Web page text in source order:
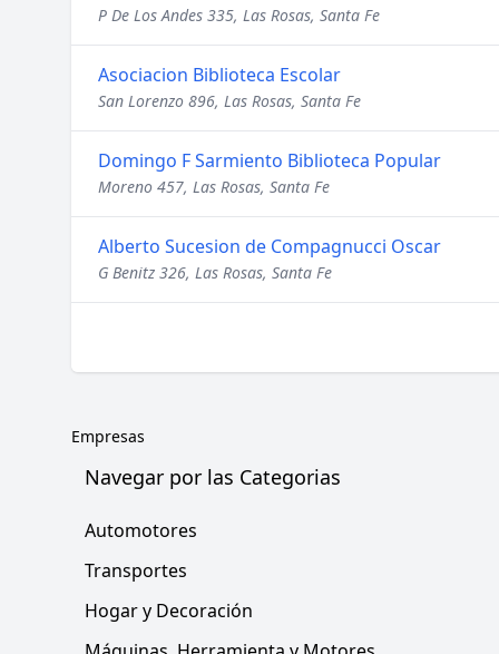
P De Los Andes 335, Las Rosas, Santa Fe
Asociacion Biblioteca Escolar
San Lorenzo 896, Las Rosas, Santa Fe
Domingo F Sarmiento Biblioteca Popular
Moreno 457, Las Rosas, Santa Fe
Alberto Sucesion de Compagnucci Oscar
G Benitz 326, Las Rosas, Santa Fe
Empresas
Navegar por las Categorias
Automotores
Transportes
Hogar y Decoración